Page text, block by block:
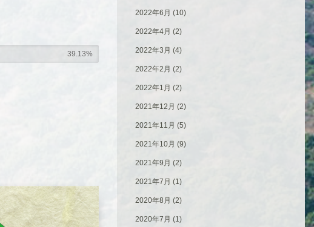
39.13%
2022年6月 (10)
2022年4月 (2)
2022年3月 (4)
2022年2月 (2)
2022年1月 (2)
2021年12月 (2)
2021年11月 (5)
2021年10月 (9)
2021年9月 (2)
2021年7月 (1)
2020年8月 (2)
2020年7月 (1)